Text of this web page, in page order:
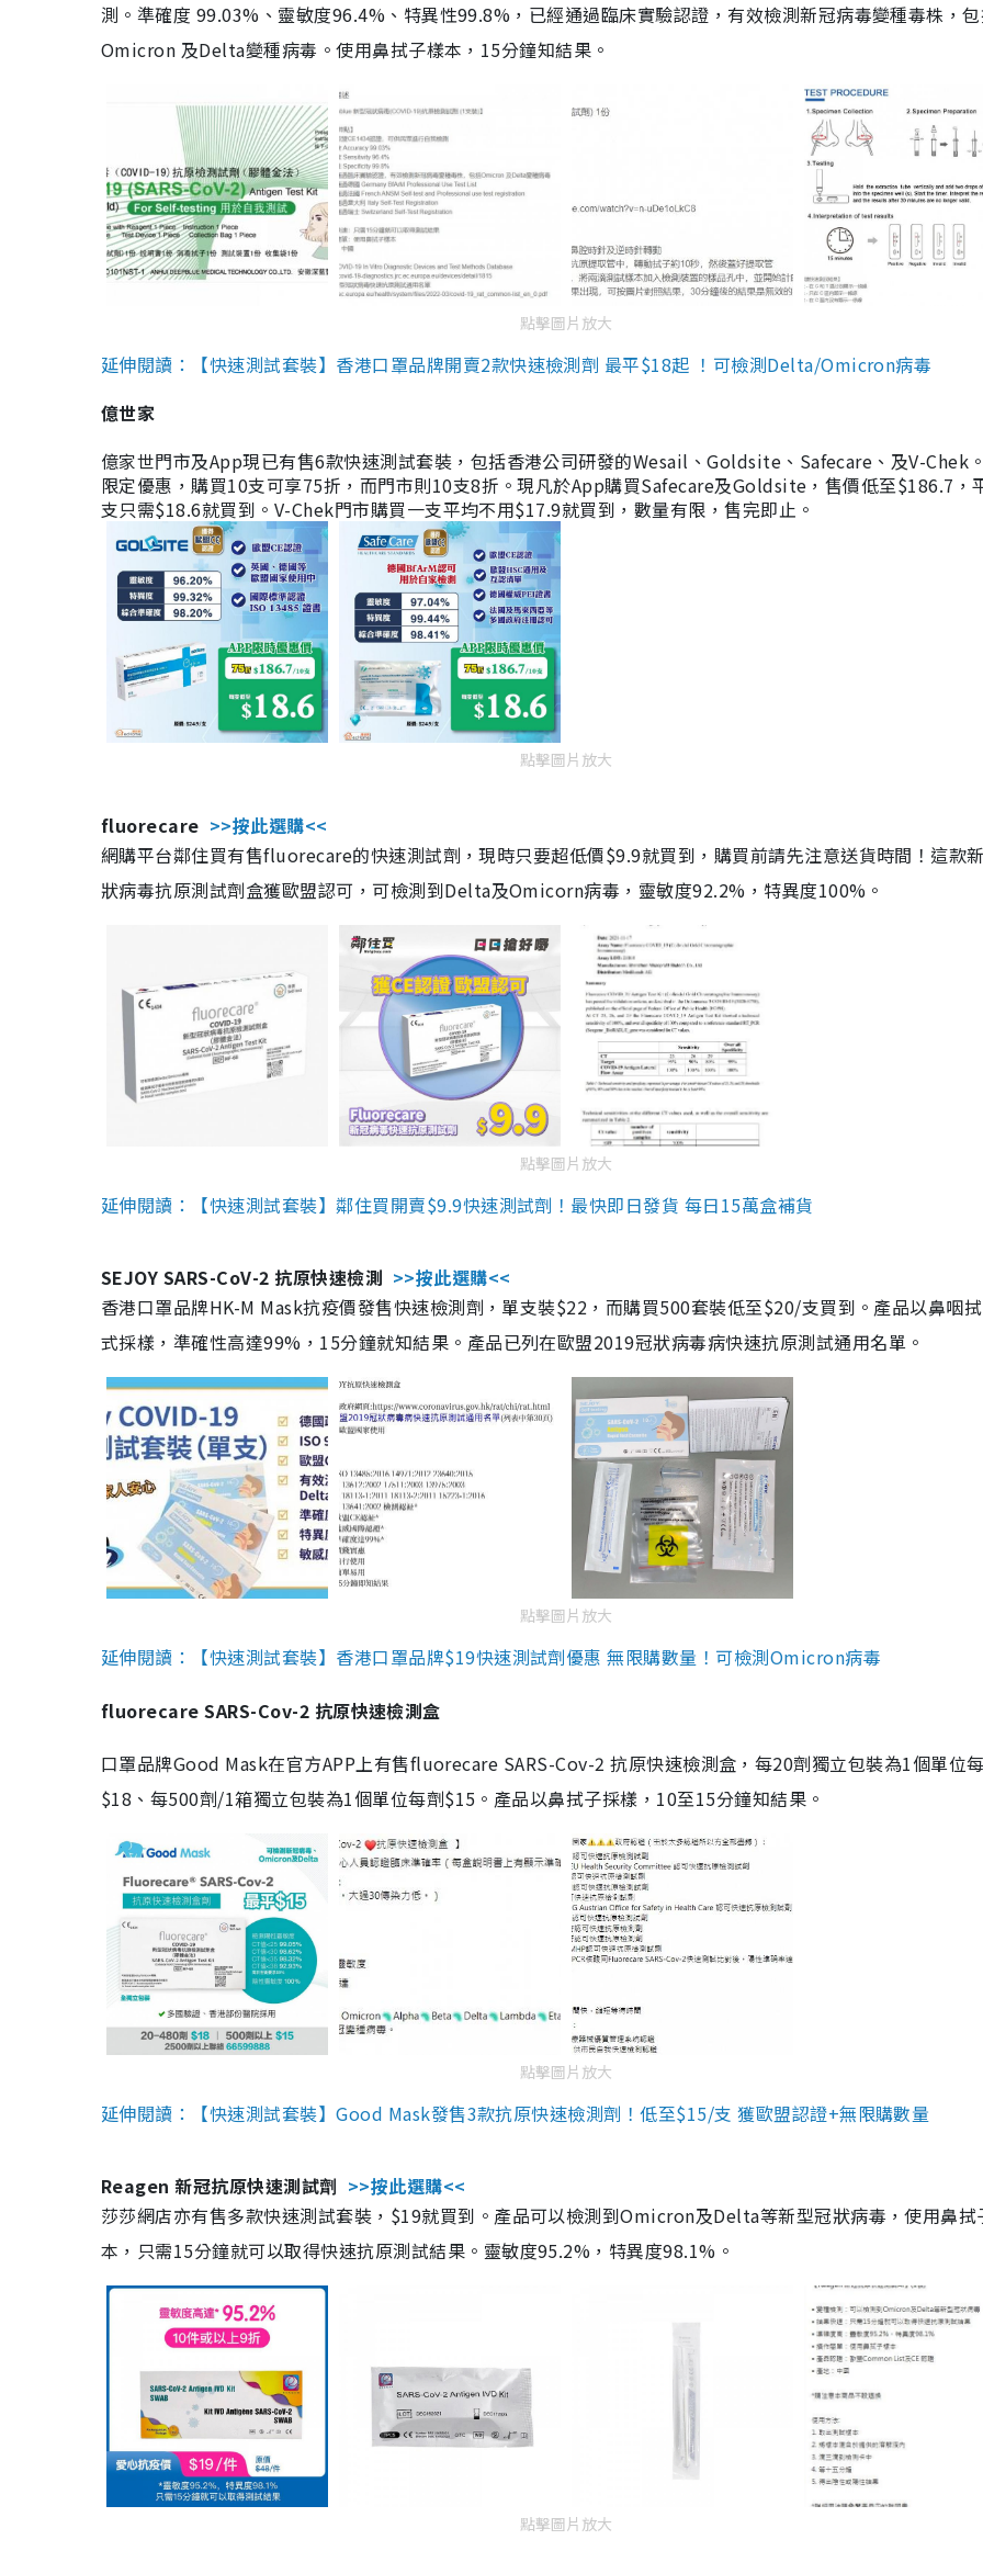
測。準確度 99.03%、靈敏度96.4%、特異性99.8%，已經通過臨床實驗認證，有效檢測新冠病毒變種毒株，
Omicron 及Delta變種病毒。使用鼻拭子樣本，15分鐘知結果。
點擊圖片放大
延伸閱讀：【快速測試套裝】香港口罩品牌開賣2款快速檢測劑 最平$18起 ！可檢測Delta/Omicron病毒
億世家
億家世門市及App現已有售6款快速測試套裝，包括香港公司研發的Wesail、Goldsite、Safecare、及V-Chek
限定優惠，購買10支可享75折，而門市則10支8折。現凡於App購買Safecare及Goldsite，售價低至$186.7，
支只需$18.6就買到。V-Chek門市購買一支平均不用$17.9就買到，數量有限，售完即止。
點擊圖片放大
fluorecare >>按此選購<<
網購平台鄰住買有售fluorecare的快速測試劑，現時只要超低價$9.9就買到，購買前請先注意送貨時間！這款
狀病毒抗原測試劑盒獲歐盟認可，可檢測到Delta及Omicorn病毒，靈敏度92.2%，特異度100%。
點擊圖片放大
延伸閱讀：【快速測試套裝】鄰住買開賣$9.9快速測試劑！最快即日發貨 每日15萬盒補貨
SEJOY SARS-CoV-2 抗原快速檢測 >>按此選購<<
香港口罩品牌HK-M Mask抗疫價發售快速檢測劑，單支裝$22，而購買500套裝低至$20/支買到。產品以鼻咽
式採樣，準確性高達99%，15分鐘就知結果。產品已列在歐盟2019冠狀病毒病快速抗原測試通用名單。
點擊圖片放大
延伸閱讀：【快速測試套裝】香港口罩品牌$19快速測試劑優惠 無限購數量！可檢測Omicron病毒
fluorecare SARS-Cov-2 抗原快速檢測盒
口罩品牌Good Mask在官方APP上有售fluorecare SARS-Cov-2 抗原快速檢測盒，每20劑獨立包裝為1個單位
$18、每500劑/1箱獨立包裝為1個單位每劑$15。產品以鼻拭子採樣，10至15分鐘知結果。
點擊圖片放大
延伸閱讀：【快速測試套裝】Good Mask發售3款抗原快速檢測劑！低至$15/支 獲歐盟認證+無限購數量
Reagen 新冠抗原快速測試劑 >>按此選購<<
莎莎網店亦有售多款快速測試套裝，$19就買到。產品可以檢測到Omicron及Delta等新型冠狀病毒，使用鼻拭
本，只需15分鐘就可以取得快速抗原測試結果。靈敏度95.2%，特異度98.1%。
點擊圖片放大